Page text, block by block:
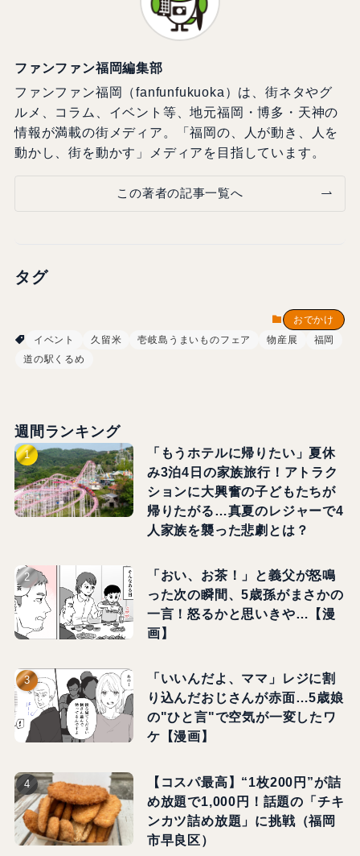
ファンファン福岡編集部
ファンファン福岡（fanfunfukuoka）は、街ネタやグ
ルメ、コラム、イベント等、地元福岡・博多・天神の
情報が満載の街メディア。「福岡の、人が動き、人を
動かし、街を動かす」メディアを目指しています。
この著者の記事一覧へ
タグ
おでかけ
イベント
久留米 壱岐島うまいものフェア 物産展
福岡
道の駅くるめ
週間ランキング
「もうホテルに帰りたい」夏休
み3泊4日の家族旅行！アトラク
ションに大興奮の子どもたちが
帰りたがる…真夏のレジャーで4
人家族を襲った悲劇とは？
「おい、お茶！」と義父が怒鳴
った次の瞬間、5歳孫がまさかの
一言！怒るかと思いきや…【漫
画】
「いいんだよ、ママ」レジに割
り込んだおじさんが赤面…5歳娘
の"ひと言"で空気が一変したワ
ケ【漫画】
【コスパ最高】“1枚200円”が詰
め放題で1,000円！話題の「チキ
ンカツ詰め放題」に挑戦（福岡
市早良区）